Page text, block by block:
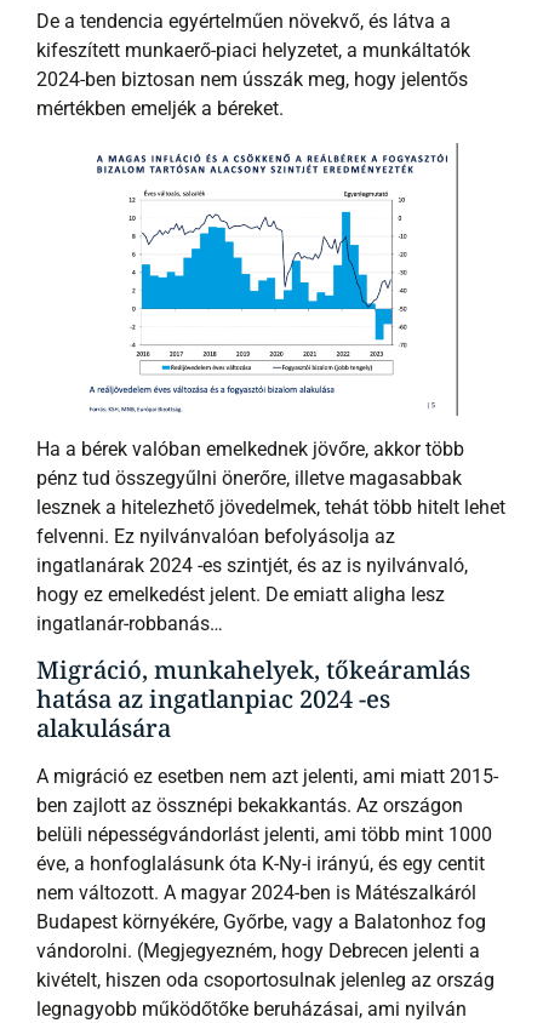
De a tendencia egyértelműen növekvő, és látva a
kifeszített munkaerő-piaci helyzetet, a munkáltatók
2024-ben biztosan nem ússzák meg, hogy jelentős
mértékben emeljék a béreket.
Ha a bérek valóban emelkednek jövőre, akkor több
pénz tud összegyűlni önerőre, illetve magasabbak
lesznek a hitelezhető jövedelmek, tehát több hitelt lehet
felvenni. Ez nyilvánvalóan befolyásolja az
ingatlanárak 2024 -es szintjét, és az is nyilvánvaló,
hogy ez emelkedést jelent. De emiatt aligha lesz
ingatlanár-robbanás…
Migráció, munkahelyek, tőkeáramlás
hatása az ingatlanpiac 2024 -es
alakulására
A migráció ez esetben nem azt jelenti, ami miatt 2015-
ben zajlott az össznépi bekakkantás. Az országon
belüli népességvándorlást jelenti, ami több mint 1000
éve, a honfoglalásunk óta K-Ny-i irányú, és egy centit
nem változott. A magyar 2024-ben is Mátészalkáról
Budapest környékére, Győrbe, vagy a Balatonhoz fog
vándorolni. (Megjegyezném, hogy Debrecen jelenti a
kivételt, hiszen oda csoportosulnak jelenleg az ország
legnagyobb működőtőke beruházásai, ami nyilván